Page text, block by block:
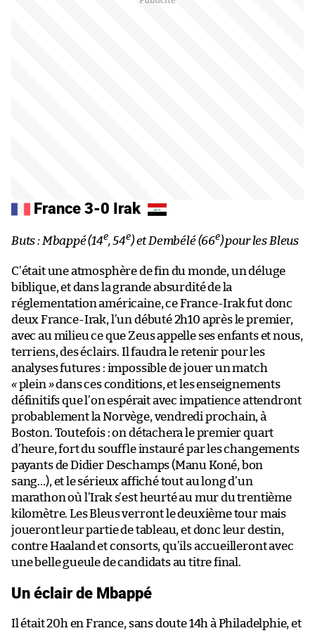
France 3-0 Irak
Buts : Mbappé (14e, 54e) et Dembélé (66e) pour les Bleus
C’était une atmosphère de fin du monde, un déluge
biblique, et dans la grande absurdité de la
réglementation américaine, ce France-Irak fut donc
deux France-Irak, l’un débuté 2h10 après le premier,
avec au milieu ce que Zeus appelle ses enfants et nous,
terriens, des éclairs. Il faudra le retenir pour les
analyses futures : impossible de jouer un match
«plein »dans ces conditions, et les enseignements
définitifs que l’on espérait avec impatience attendront
probablement la Norvège, vendredi prochain, à
Boston. Toutefois : on détachera le premier quart
d’heure, fort du souffle instauré par les changements
payants de Didier Deschamps (Manu Koné, bon
sang…), et le sérieux affiché tout au long d’un
marathon où l’Irak s’est heurté au mur du trentième
kilomètre. Les Bleus verront le deuxième tour mais
joueront leur partie de tableau, et donc leur destin,
contre Haaland et consorts, qu’ils accueilleront avec
une belle gueule de candidats au titre final.
Un éclair de Mbappé
Il était 20h en France, sans doute 14h à Philadelphie, et